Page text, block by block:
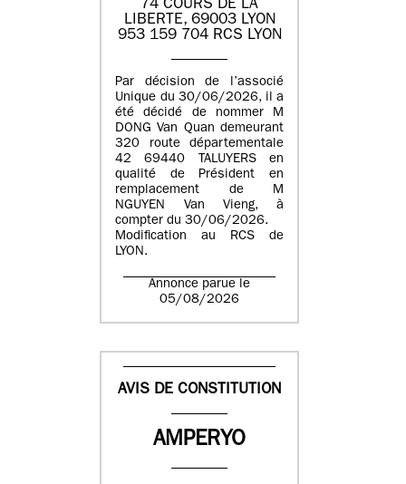
74 COURS DE LA
LIBERTE, 69003 LYON
953 159 704 RCS LYON
Par décision de l’associé
Unique du 30/06/2026, il a
été décidé de nommer M
DONG Van Quan demeurant
320 route départementale
42 69440 TALUYERS en
qualité de Président en
remplacement de M
NGUYEN Van Vieng, à
compter du 30/06/2026.
Modification au RCS de
LYON.
Annonce parue le
05/08/2026
AVIS DE CONSTITUTION
AMPERYO